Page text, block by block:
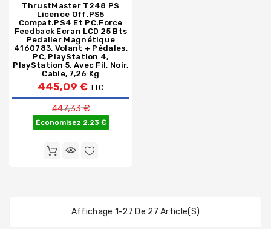
ThrustMaster T248 PS
Licence Off.PS5
Compat.PS4 Et PC.Force
Feedback Ecran LCD 25 Bts
Pedalier Magnétique
4160783, Volant + Pédales,
PC, PlayStation 4,
PlayStation 5, Avec Fil, Noir,
Cable, 7,26 Kg
445,09 € TTC
Prix de base
447,33 €
Économisez 2,23 €
Affichage 1-27 De 27 Article(s)